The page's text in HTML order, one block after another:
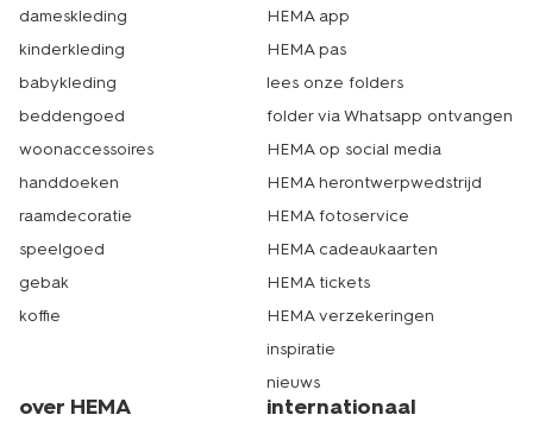
dameskleding
kinderkleding
babykleding
beddengoed
woonaccessoires
handdoeken
raamdecoratie
speelgoed
gebak
koffie
HEMA app
HEMA pas
lees onze folders
folder via Whatsapp ontvangen
HEMA op social media
HEMA herontwerpwedstrijd
HEMA fotoservice
HEMA cadeaukaarten
HEMA tickets
HEMA verzekeringen
inspiratie
nieuws
over HEMA internationaal